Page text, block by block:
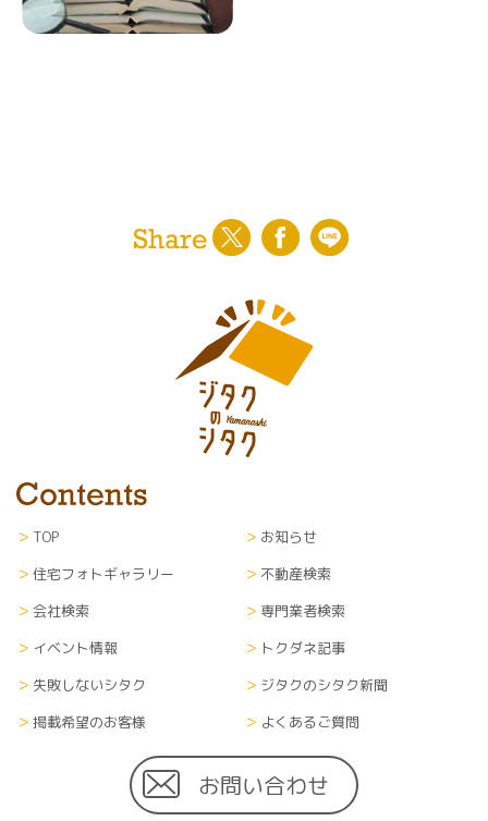
TOP
お知らせ
住宅フォトギャラリー
不動産検索
会社検索
専門業者検索
イベント情報
トクダネ記事
失敗しないシタク
ジタクのシタク新聞
掲載希望のお客様
よくあるご質問
お問い合わせ